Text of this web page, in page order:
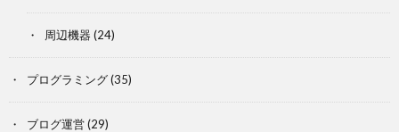
周辺機器 (24)
プログラミング(35)
ブログ運営(29)